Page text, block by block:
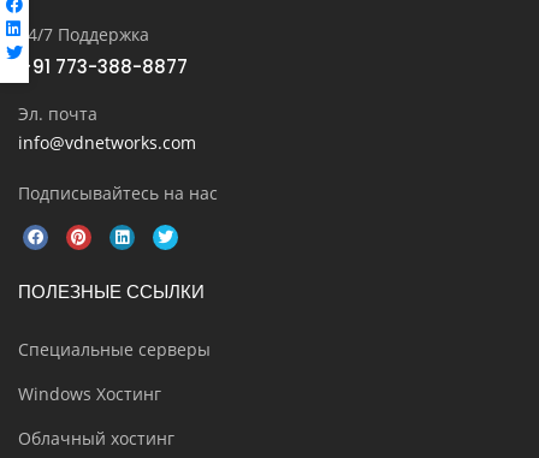
24/7 Поддержка
+91 773-388-8877
Эл. почта
info@vdnetworks.com
Подписывайтесь на нас
ПОЛЕЗНЫЕ ССЫЛКИ
Специальные серверы
Windows Хостинг
Облачный хостинг